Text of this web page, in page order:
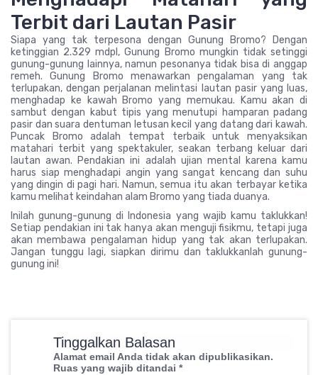
Terbit dari Lautan Pasir
Siapa yang tak terpesona dengan Gunung Bromo? Dengan
ketinggian 2.329 mdpl, Gunung Bromo mungkin tidak setinggi
gunung-gunung lainnya, namun pesonanya tidak bisa di anggap
remeh. Gunung Bromo menawarkan pengalaman yang tak
terlupakan, dengan perjalanan melintasi lautan pasir yang luas,
menghadap ke kawah Bromo yang memukau. Kamu akan di
sambut dengan kabut tipis yang menutupi hamparan padang
pasir dan suara dentuman letusan kecil yang datang dari kawah.
Puncak Bromo adalah tempat terbaik untuk menyaksikan
matahari terbit yang spektakuler, seakan terbang keluar dari
lautan awan. Pendakian ini adalah ujian mental karena kamu
harus siap menghadapi angin yang sangat kencang dan suhu
yang dingin di pagi hari. Namun, semua itu akan terbayar ketika
kamu melihat keindahan alam Bromo yang tiada duanya.
Inilah gunung-gunung di Indonesia yang wajib kamu taklukkan!
Setiap pendakian ini tak hanya akan menguji fisikmu, tetapi juga
akan membawa pengalaman hidup yang tak akan terlupakan.
Jangan tunggu lagi, siapkan dirimu dan taklukkanlah gunung-
gunung ini!
Tinggalkan Balasan
Alamat email Anda tidak akan dipublikasikan.
Ruas yang wajib ditandai *